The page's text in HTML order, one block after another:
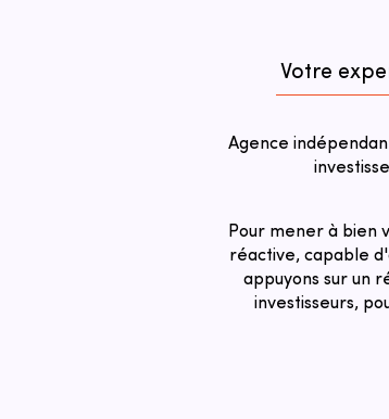
Votre
Agence
Pour mener à bien
réactive, capable
appuyons sur un
investisseurs,